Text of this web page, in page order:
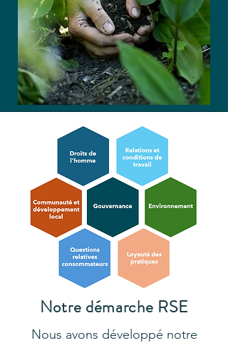
Notre démarche RSE
Nous avons développé notre